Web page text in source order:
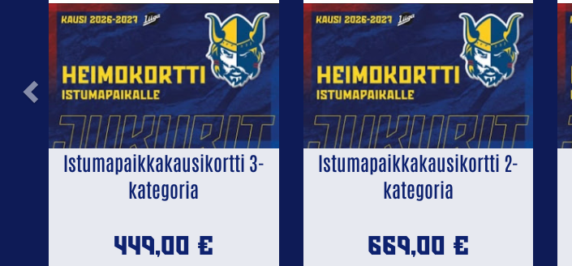
Istumapaikkakausikortti 3-
kategoria
449,00 €
Istumapaikkakausikortti 2-
kategoria
669,00 €
Previous